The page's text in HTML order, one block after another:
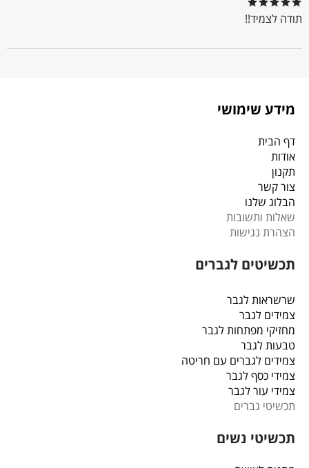
תודה לצמיד!!
מידע שימושי
דף הבית
אודות
תקנון
צור קשר
הבלוג שלנו
שאלות ותשובות
הצהרת נגישות
תכשיטים לגברים
שרשראות לגבר
צמידים לגבר
מחזיקי מפתחות לגבר
טבעות לגבר
צמידים לגברים עם חריטה
צמידי כסף לגבר
צמידי עור לגבר
תכשיטי גברים
תכשיטי נשים